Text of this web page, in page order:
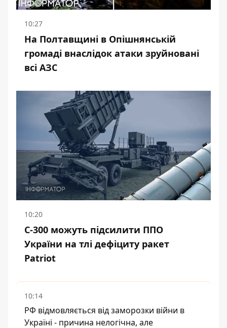
10:27
На Полтавщині в Опішнянській
громаді внаслідок атаки зруйновані
всі АЗС
10:20
С-300 можуть підсилити ППО
України на тлі дефіциту ракет
Patriot
10:14
РФ відмовляється від заморозки війни в
Україні - причина нелогічна, але